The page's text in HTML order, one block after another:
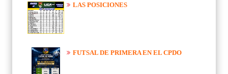
LAS POSICIONES
FUTSAL DE PRIMERA EN EL CPDO